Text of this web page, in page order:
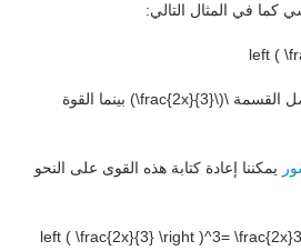
كما في المثال التالي:
يتكون أساس القوة من حاصل القسمة \(\frac{2x}{3}\) بينما القوة
يمكننا إعادة كتابة هذه القوى على النحو
$$\left ( \frac{2x}{3} \right )^3=